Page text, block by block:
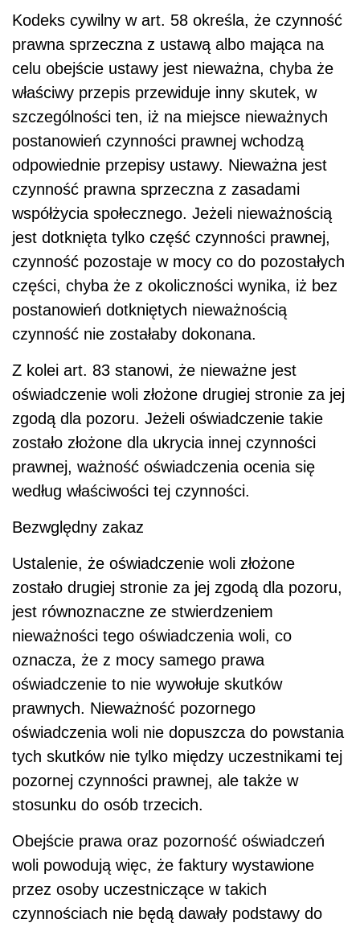
Kodeks cywilny w art. 58 określa, że czynność
prawna sprzeczna z ustawą albo mająca na
celu obejście ustawy jest nieważna, chyba że
właściwy przepis przewiduje inny skutek, w
szczególności ten, iż na miejsce nieważnych
postanowień czynności prawnej wchodzą
odpowiednie przepisy ustawy. Nieważna jest
czynność prawna sprzeczna z zasadami
współżycia społecznego. Jeżeli nieważnością
jest dotknięta tylko część czynności prawnej,
czynność pozostaje w mocy co do pozostałych
części, chyba że z okoliczności wynika, iż bez
postanowień dotkniętych nieważnością
czynność nie zostałaby dokonana.
Z kolei art. 83 stanowi, że nieważne jest
oświadczenie woli złożone drugiej stronie za jej
zgodą dla pozoru. Jeżeli oświadczenie takie
zostało złożone dla ukrycia innej czynności
prawnej, ważność oświadczenia ocenia się
według właściwości tej czynności.
Bezwględny zakaz
Ustalenie, że oświadczenie woli złożone
zostało drugiej stronie za jej zgodą dla pozoru,
jest równoznaczne ze stwierdzeniem
nieważności tego oświadczenia woli, co
oznacza, że z mocy samego prawa
oświadczenie to nie wywołuje skutków
prawnych. Nieważność pozornego
oświadczenia woli nie dopuszcza do powstania
tych skutków nie tylko między uczestnikami tej
pozornej czynności prawnej, ale także w
stosunku do osób trzecich.
Obejście prawa oraz pozorność oświadczeń
woli powodują więc, że faktury wystawione
przez osoby uczestniczące w takich
czynnościach nie będą dawały podstawy do